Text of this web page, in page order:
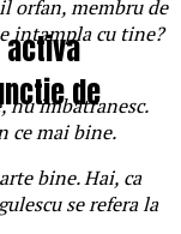
orfan, membru de
intampla cu tine?
nu imbatranesc.
ce mai bine.
bine. Hai, ca
se refera la
activa
de